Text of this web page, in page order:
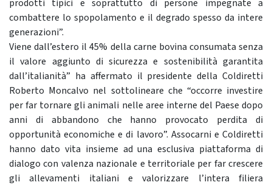
prodotti tipici e soprattutto di persone impegnate a
combattere lo spopolamento e il degrado spesso da intere
generazioni”.
Viene dall’estero il 45% della carne bovina consumata senza
il valore aggiunto di sicurezza e sostenibilità garantita
dall’italianità” ha affermato il presidente della Coldiretti
Roberto Moncalvo nel sottolineare che “occorre investire
per far tornare gli animali nelle aree interne del Paese dopo
anni di abbandono che hanno provocato perdita di
opportunità economiche e di lavoro”. Assocarni e Coldiretti
hanno dato vita insieme ad una esclusiva piattaforma di
dialogo con valenza nazionale e territoriale per far crescere
gli allevamenti italiani e valorizzare l’intera filiera